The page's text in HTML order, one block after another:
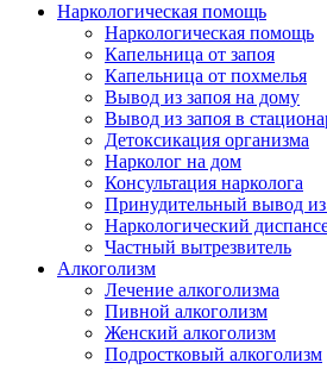
Наркологическая помощь
Наркологическая помощь
Капельница от запоя
Капельница от похмелья
Вывод из запоя на дому
Вывод из запоя в
Детоксикация организма
Нарколог на дом
Консультация нарколога
Принудительный вывод из
Наркологический
Частный вытрезвитель
Алкоголизм
Лечение алкоголизма
Пивной алкоголизм
Женский алкоголизм
Подростковый алкоголизм